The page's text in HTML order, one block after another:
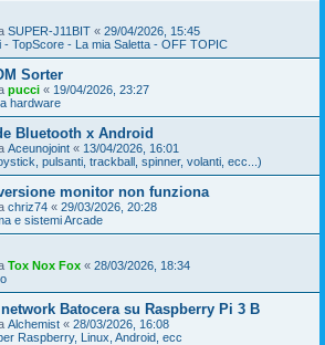
SUPER-J11BIT « 29/04/2026, 15:45
- TopScore - La mia Saletta - OFF TOPIC
Sorter
pucci « 19/04/2026, 23:27
hardware
Bluetooth x Android
Aceunojoint « 13/04/2026, 16:01
pulsanti, trackball, spinner, volanti, ecc...)
monitor non funziona
chriz74 « 29/03/2026, 20:28
e sistemi Arcade
Tox Nox Fox « 28/03/2026, 18:34
Batocera su Raspberry Pi 3 B
Alchemist « 28/03/2026, 16:08
Raspberry, Linux, Android, ecc